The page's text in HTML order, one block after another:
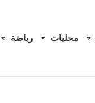
محليات رياضة